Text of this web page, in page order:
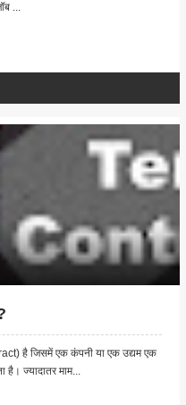
...
है जिसमें एक कंपनी या एक उद्यम एक
है। ज्यादातर माम...